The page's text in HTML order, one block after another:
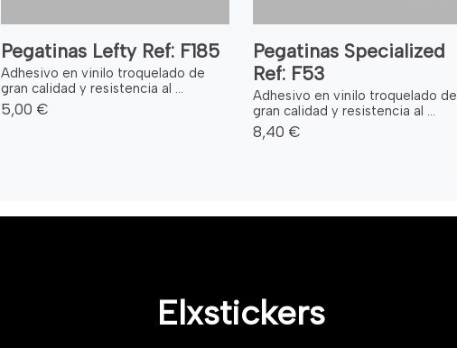
Pegatinas Lefty Ref: F185
Adhesivo en vinilo troquelado de
gran calidad y resistencia al ...
5,00 €
Pegatinas Specialized
Ref: F53
Adhesivo en vinilo troquelado de
gran calidad y resistencia al ...
8,40 €
Elxstickers